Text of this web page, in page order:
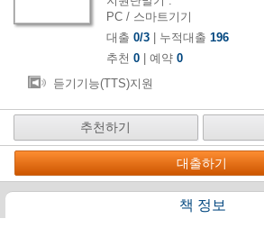
PC / 스마트기기
대출 0/3 | 누적대출 196
추천 0 | 예약 0
듣기기능(TTS)지원
추천하기
대출하기
책 정보